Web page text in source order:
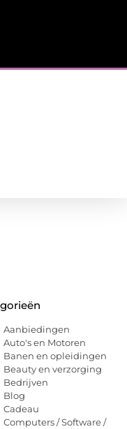
Aanbiedingen
Auto's en Motoren
Banen en opleidingen
Beauty en verzorging
Bedrijven
Blog
Cadeau
Computers / Software /